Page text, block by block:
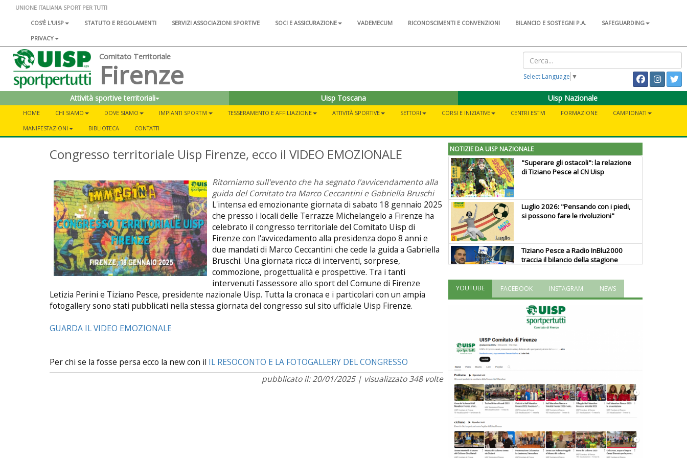
UNIONE ITALIANA SPORT PER TUTTI
COS'È L'UISP
STATUTO E REGOLAMENTI SERVIZI ASSOCIAZIONI SPORTIVE SOCI E ASSICURAZIONE VADEMECUM RICONOSCIMENTI E CONVENZIONI BILANCIO E SOSTEGNI P.A.
SAFEGUARDING
PRIVACY
Comitato Territoriale
Firenze Select Language ▼
Attività sportive territoriali Uisp Toscana Uisp Nazionale
HOME CHI SIAMO DOVE SIAMO IMPIANTI SPORTIVI TESSERAMENTO E AFFILIAZIONE ATTIVITÀ SPORTIVE SETTORI CORSI E INIZIATIVE CENTRI ESTIVI FORMAZIONE
CAMPIONATI
MANIFESTAZIONI
BIBLIOTECA CONTATTI
Congresso territoriale Uisp Firenze, ecco il VIDEO EMOZIONALE
Ritorniamo sull'evento che ha segnato l'avvicendamento alla
guida del Comitato tra Marco Ceccantini e Gabriella Bruschi
L'intensa ed emozionante giornata di sabato 18 gennaio 2025
che presso i locali delle Terrazze Michelangelo a Firenze ha
celebrato il congresso territoriale del Comitato Uisp di
Firenze con l'avvicedamento alla presidenza dopo 8 anni e
due mandati di Marco Ceccantini che cede la guida a Gabriella
Bruschi. Una giornata ricca di interventi, sorprese,
commozione, progettualità e prospettive. Tra i tanti
intervenuti l'assessore allo sport del Comune di Firenze
Letizia Perini e Tiziano Pesce, presidente nazionale Uisp. Tutta la cronaca e i particolari con un ampia
fotogallery sono stati pubblicati nella stessa giornata del congresso sul sito ufficiale Uisp Firenze.
GUARDA IL VIDEO EMOZIONALE
Per chi se la fosse persa ecco la new con il IL RESOCONTO E LA FOTOGALLERY DEL CONGRESSO
pubblicato il: 20/01/2025 | visualizzato 348 volte
NOTIZIE DA UISP NAZIONALE
"Superare gli ostacoli": la relazione
di Tiziano Pesce al CN Uisp
Luglio 2026: "Pensando con i piedi,
si possono fare le rivoluzioni"
Tiziano Pesce a Radio InBlu2000
traccia il bilancio della stagione
valorizzi le nostre specificità"
La formazione Uisp rallenta ma
prosegue anche in estate
Tiziano Pesce nel Cda di
Fondazione Terzjus: prima riunione
a Roma
YOUTUBE FACEBOOK INSTAGRAM NEWS